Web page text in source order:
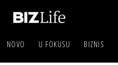
NOVO U FOKUSU BIZNIS